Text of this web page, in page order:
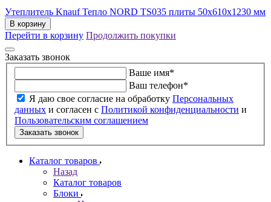
Утеплитель Knauf Тепло NORD TS035 плиты 50х610х1230 мм
В корзину
Перейти в корзину Продолжить покупки
Заказать звонок
Ваше имя*
Ваш телефон*
Я даю свое согласие на обработку Персональных
данных и согласен с Политикой конфиденциальности и
Пользовательским соглашением
Заказать звонок
Каталог товаров
Назад
Каталог товаров
Блоки